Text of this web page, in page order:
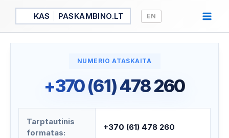
Pereiti
turinio
KAS PASKAMBINO.LT EN
NUMERIO ATASKAITA
+370 (61) 478 260
Tarptautinis
formatas:
+370 (61) 478 260